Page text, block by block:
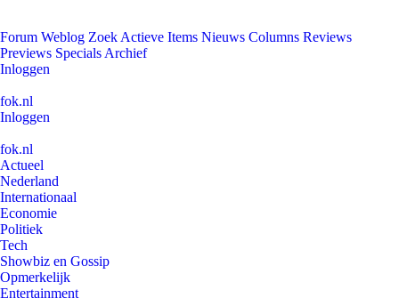
Forum Weblog Zoek Actieve Items Nieuws Columns Reviews
Previews Specials Archief
Inloggen
fok.nl
Inloggen
fok.nl
Actueel
Nederland
Internationaal
Economie
Politiek
Tech
Showbiz en Gossip
Opmerkelijk
Entertainment